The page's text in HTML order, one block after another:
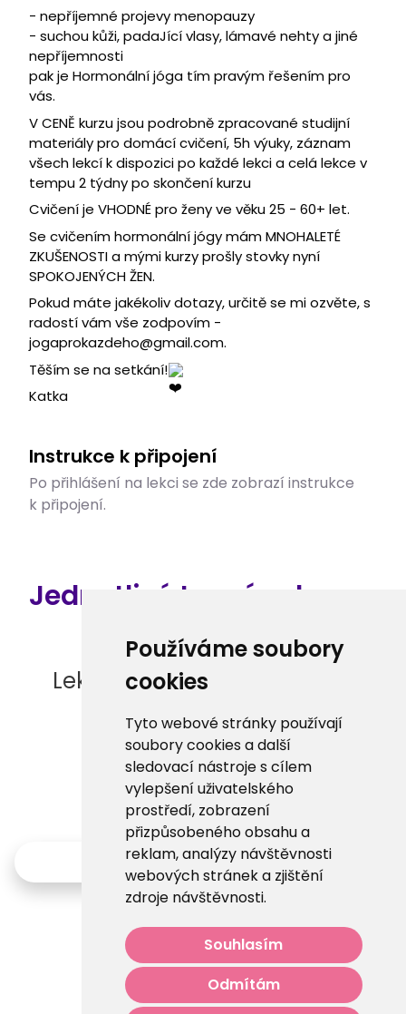
Používáme soubory
cookies
Tyto webové stránky používají
soubory cookies a další
sledovací nástroje s cílem
vylepšení uživatelského
prostředí, zobrazení
přizpůsobeného obsahu a
reklam, analýzy návštěvnosti
webových stránek a zjištění
zdroje návštěvnosti.
Souhlasím
Odmítám
- nepříjemné projevy menopauzy
- suchou kůži, padaJící vlasy, lámavé nehty a jiné
nepříjemnosti
pak je Hormonální jóga tím pravým řešením pro
vás.
V CENĚ kurzu jsou podrobně zpracované studijní
materiály pro domácí cvičení, 5h výuky, záznam
všech lekcí k dispozici po každé lekci a celá lekce v
tempu 2 týdny po skončení kurzu
Cvičení je VHODNÉ pro ženy ve věku 25 - 60+ let.
Se cvičením hormonální jógy mám MNOHALETÉ
ZKUŠENOSTI a mými kurzy prošly stovky nyní
SPOKOJENÝCH ŽEN.
Pokud máte jakékoliv dotazy, určitě se mi ozvěte, s
radostí vám vše zodpovím -
jogaprokazdeho@gmail.com.
Těším se na setkání!
Katka
Instrukce k připojení
Po přihlášení na lekci se zde zobrazí instrukce
k připojení.
Jednotlivé termíny kurzu.
Lektor nemá žádné termíny
Zpět